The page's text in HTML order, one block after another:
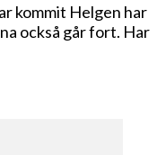
kommit Helgen har
också går fort. Har